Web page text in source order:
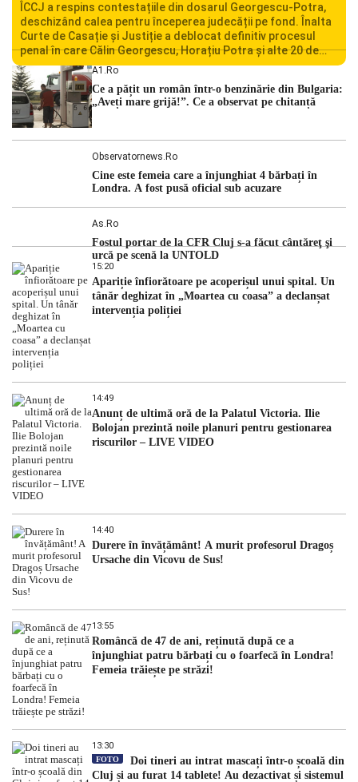
ÎCCJ a respins contestațiile din dosarul Georgescu-Potra,
deschizând calea pentru începerea judecății pe fond. Înalta
Curte de Casație și Justiție a deblocat definitiv procesul
penal în care Călin Georgescu, Horațiu Potra și alte 20 de
persoane sunt acuzați de acțiuni îndreptate împotriva
ordinii constituționale. În ședința din camera preliminară,
judecătorii de la instanța supremă au […]
A1.ro
Ce a pățit un român într-o benzinărie din Bulgaria:
„Aveți mare grijă!”. Ce a observat pe chitanță
Observatornews.ro
Cine este femeia care a înjunghiat 4 bărbați în
Londra. A fost pusă oficial sub acuzare
As.ro
Fostul portar de la CFR Cluj s-a făcut cântăreţ şi
urcă pe scenă la UNTOLD
15:20
Apariție înfiorătoare pe acoperișul unui spital. Un
tânăr deghizat în „Moartea cu coasa” a declanșat
intervenția poliției
14:49
Anunț de ultimă oră de la Palatul Victoria. Ilie
Bolojan prezintă noile planuri pentru gestionarea
riscurilor – LIVE VIDEO
14:40
Durere în învățământ! A murit profesorul Dragoș
Ursache din Vicovu de Sus!
13:55
Româncă de 47 de ani, reținută după ce a
înjunghiat patru bărbați cu o foarfecă în Londra!
Femeia trăiește pe străzi!
13:30
FOTO
Doi tineri au intrat mascați într-o școală din
Cluj și au furat 14 tablete! Au dezactivat și sistemul